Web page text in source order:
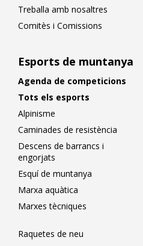
Treballa amb nosaltres
Comitès i Comissions
Esports de muntanya
Agenda de competicions
Tots els esports
Alpinisme
Caminades de resistència
Descens de barrancs i
engorjats
Esquí de muntanya
Marxa aquàtica
Marxes tècniques
Raquetes de neu